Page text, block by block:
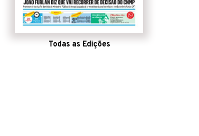
Todas as Edições